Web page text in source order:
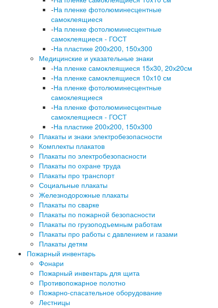
-На пленке фотолюминесцентные
самоклеящиеся
-На пленке фотолюминесцентные
самоклеящиеся - ГОСТ
-На пластике 200х200, 150х300
Медицинские и указательные знаки
-На пленке самоклеящиеся 15х30, 20х20см
-На пленке самоклеящиеся 10х10 см
-На пленке фотолюминесцентные
самоклеящиеся
-На пленке фотолюминесцентные
самоклеящиеся - ГОСТ
-На пластике 200х200, 150х300
Плакаты и знаки электробезопасности
Комплекты плакатов
Плакаты по электробезопасности
Плакаты по охране труда
Плакаты про транспорт
Социальные плакаты
Железнодорожные плакаты
Плакаты по сварке
Плакаты по пожарной безопасности
Плакаты по грузоподъемным работам
Плакаты про работы с давлением и газами
Плакаты детям
Пожарный инвентарь
Фонари
Пожарный инвентарь для щита
Противопожарное полотно
Пожарно-спасательное оборудование
Лестницы